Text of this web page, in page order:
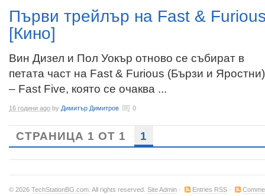
Първи трейлър на Fast &
[Кино]
Вин Дизел и Пол Уокър отново се събират в
петата част на Fast & Furious (Бързи и Яростни)
– Fast Five, която се очаква ...
16 години ago by Димитър Димитров 0
СТРАНИЦА 1 ОТ 1 1
© 2026 TechStationBG.com . All rights reserved. Site Admin · Entries RSS ·